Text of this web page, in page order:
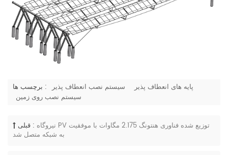
برچسب ها : سیستم نصب انعطاف پذیر
پایه های انعطاف پذیر
سیستم نصب روی زمین
قبلی : نیروگاه PV توزیع شده فناوری هنتونگ 2.175 مگاوات با موفقیت
به شبکه متصل شد